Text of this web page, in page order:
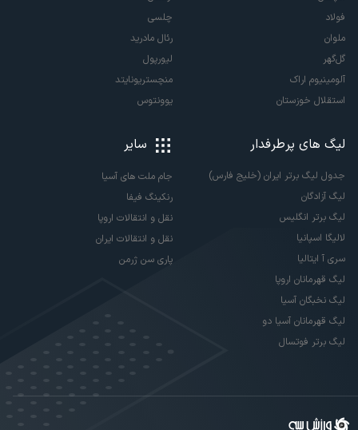
فولاد
ملوان
گل‌گهر
آلومینیوم اراک
استقلال خوزستان
چلسی
رئال مادرید
لیورپول
منچستریونایتد
یوونتوس
لیگ های پرطرفدار
جدول لیگ برتر ایران (خلیج فارس)
لیگ آزادگان
لیگ برتر انگلیس
لالیگا اسپانیا
سری آ ایتالیا
لیگ قهرمانان اروپا
لیگ نخبگان آسیا
لیگ قهرمانان آسیا دو
لیگ برتر فوتسال
سایر
جام ملت های آسیا
رنکینگ فیفا
نقل و انتقالات اروپا
نقل و انتقالات ایران
پاری سن ژرمن